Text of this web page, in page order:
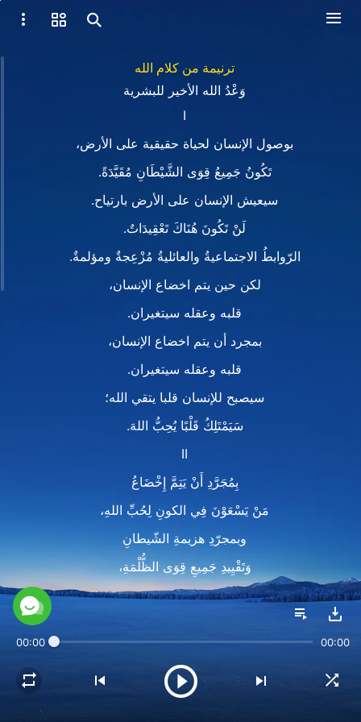
ترنيمة من كلام الله
وَعْدُ الله الأخير للبشرية‎
I
بوصول الإنسان لحياة حقيقية على الأرض،
تَكُونُ جَمِيعُ قِوَى الشَّيْطَانِ مُقَيَّدَةً.
سيعيش الإنسان على الأرض بارتياح.
لَنْ تَكُونَ هُنَاكَ تَعْقِيدَاتٌ.
الرّوابطُ الاجتماعيةُ والعائليةُ مُزْعِجةٌ ومؤلمةٌ.‎
لكن حين يتم اخضاع الإنسان،
قلبه وعقله سيتغيران.
بمجرد أن يتم اخضاع الإنسان،
قلبه وعقله سيتغيران.
سيصبح للإنسان قلبا يتقي الله؛
سَيَمْتَلِكُ قَلْبًا يُحِبُّ اللهَ.
II
بِمُجَرَّدِ أَنْ يَتِمَّ إِخْضَاعُ
مَنْ يَسْعَوْنَ فِي الكونِ لِحُبِّ اللهِ،
وبمجرّدِ هزيمةِ الشّيطانِ
وَتَقْيِيدِ جَمِيعِ قِوَى الظُّلْمَةِ،
سَتَخْلُو حَيَاةُ الإِنْسَانِ مِنَ المَتَاعِبِ،
سَيَكُونُ الإِنْسَانُ حرّاً مِنْ قِوَى الشَّيْطَانِ.
00:00 00:00